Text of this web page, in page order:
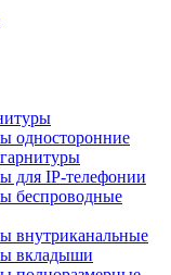
односторонние
для IP-телефонии
беспроводные
внутриканальные
вкладыши